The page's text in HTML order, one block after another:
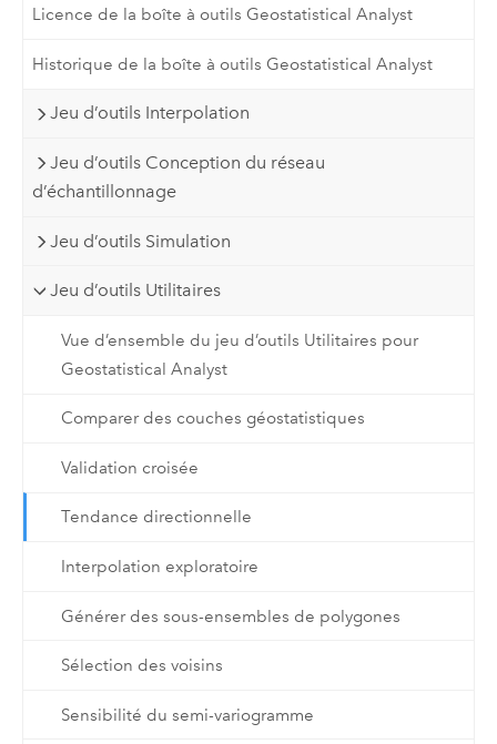
Licence de la boîte à outils Geostatistical Analyst
Historique de la boîte à outils Geostatistical Analyst
Jeu d’outils Interpolation
Jeu d’outils Conception du réseau
d’échantillonnage
Jeu d’outils Simulation
Jeu d’outils Utilitaires
Vue d’ensemble du jeu d’outils Utilitaires pour
Geostatistical Analyst
Comparer des couches géostatistiques
Validation croisée
Tendance directionnelle
Interpolation exploratoire
Générer des sous-ensembles de polygones
Sélection des voisins
Sensibilité du semi-variogramme